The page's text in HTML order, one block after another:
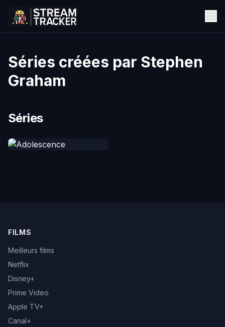
Séries créées par Stephen
Graham
Séries
FILMS
Meilleurs films
Netflix
Disney+
Prime Video
Apple TV+
Canal+